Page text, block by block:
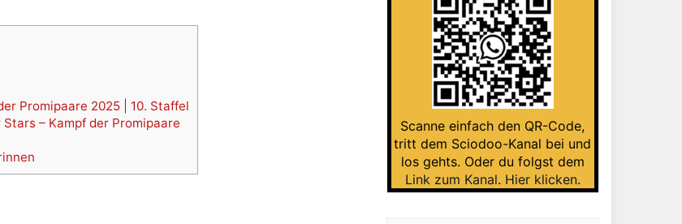
Promipaare 2025 | 10. Staffel
– Kampf der Promipaare
Scanne einfach den QR-Code,
tritt dem Sciodoo-Kanal bei und
los gehts. Oder du folgst dem
Link zum Kanal. Hier klicken.